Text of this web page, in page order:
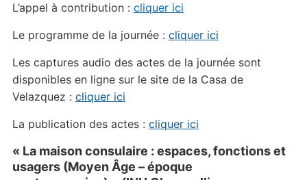
L’appel à contribution : cliquer ici
Le programme de la journée : cliquer ici
Les captures audio des actes de la journée sont
disponibles en ligne sur le site de la Casa de
Velazquez : cliquer ici
La publication des actes : cliquer ici
« La maison consulaire : espaces, fonctions et
usagers (Moyen Âge – époque